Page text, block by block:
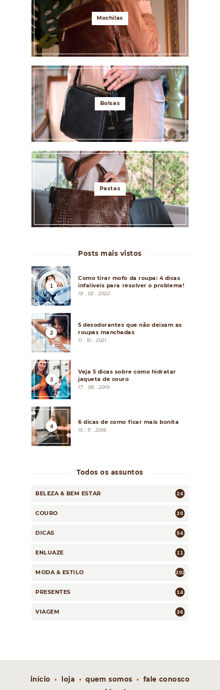
Mochilas
Bolsas
Pastas
Posts mais vistos
Como tirar mofo da roupa: 4 dicas
infalíveis para resolver o problema!
19 . 02 . 2022
5 desodorantes que não deixam as
roupas manchadas
11 . 10 . 2021
Veja 5 dicas sobre como hidratar
jaqueta de couro
17 . 08 . 2019
6 dicas de como ficar mais bonita
15 . 11 . 2018
Todos os assuntos
BELEZA & BEM ESTAR 24
COURO 20
DICAS 54
ENLUAZE 11
MODA & ESTILO 202
PRESENTES 14
VIAGEM 36
início loja quem somos
fale conosco